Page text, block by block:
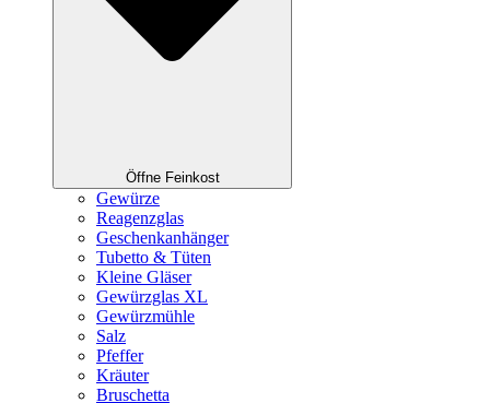
Öffne Feinkost
Gewürze
Reagenzglas
Geschenkanhänger
Tubetto & Tüten
Kleine Gläser
Gewürzglas XL
Gewürzmühle
Salz
Pfeffer
Kräuter
Bruschetta